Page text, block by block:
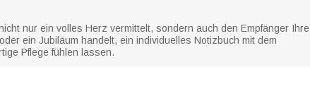
nur ein volles Herz vermittelt, sondern auch den Empfänger Ihre
ein Jubiläum handelt, ein individuelles Notizbuch mit dem
Pflege fühlen lassen.